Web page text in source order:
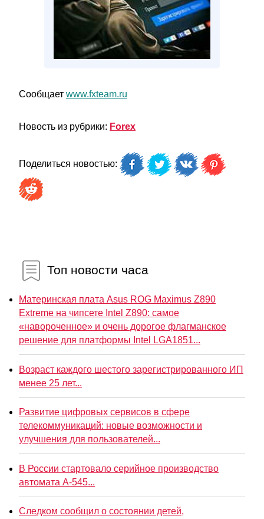
Сообщает www.fxteam.ru
Новость из рубрики: Forex
Поделиться новостью:
Топ новости часа
Материнская плата Asus ROG Maximus Z890
Extreme на чипсете Intel Z890: самое
«навороченное» и очень дорогое флагманское
решение для платформы Intel LGA1851...
Возраст каждого шестого зарегистрированного ИП
менее 25 лет...
Развитие цифровых сервисов в сфере
телекоммуникаций: новые возможности и
улучшения для пользователей...
В России стартовало серийное производство
автомата А-545...
Следком сообщил о состоянии детей,